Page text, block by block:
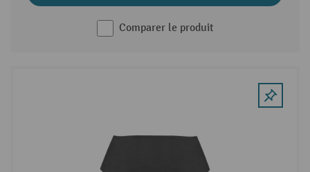
Comparer le produit